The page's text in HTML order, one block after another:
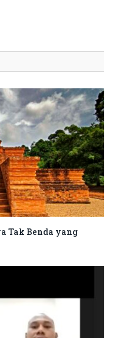
Tak Benda yang